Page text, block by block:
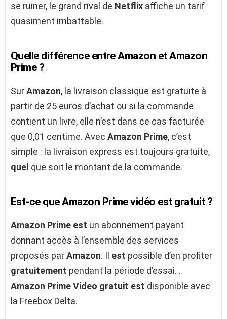
se ruiner, le grand rival de Netflix affiche un tarif
quasiment imbattable.
Quelle différence entre Amazon et Amazon
Prime ?
SurAmazon, la livraison classique est gratuite à
partir de 25 euros d’achat ou si la commande
contient un livre, elle n’est dans ce cas facturée
que 0,01 centime. Avec Amazon Prime, c’est
simple : la livraison express est toujours gratuite,
quel que soit le montant de la commande.
Est-ce que Amazon Prime vidéo est gratuit ?
Amazon Prime est un abonnement payant
donnant accès à l’ensemble des services
proposés parAmazon. Il est possible d’en profiter
gratuitement pendant la période d’essai. .
Amazon Prime Video gratuit est disponible avec
la Freebox Delta.